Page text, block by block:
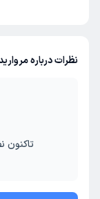
نظرات درباره
تاکنون